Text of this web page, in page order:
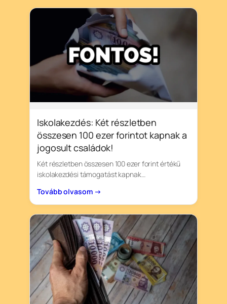
Iskolakezdés: Két részletben
összesen 100 ezer forintot kapnak a
jogosult családok!
Két részletben összesen 100 ezer forint értékű
iskolakezdési támogatást kapnak…
Tovább olvasom →